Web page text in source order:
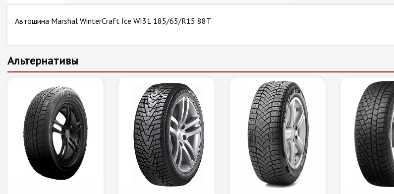
Автошина Marshal WinterCraft Ice WI31 185/65/R15 88T
Альтернативы